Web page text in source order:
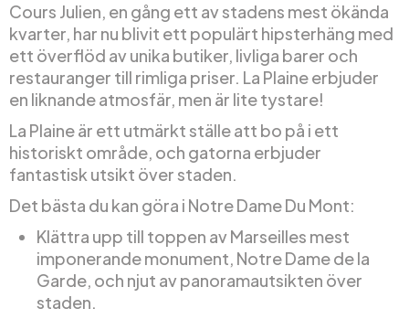
Cours Julien, en gång ett av stadens mest ökända
kvarter, har nu blivit ett populärt hipsterhäng med
ett överflöd av unika butiker, livliga barer och
restauranger till rimliga priser. La Plaine erbjuder
en liknande atmosfär, men är lite tystare!
La Plaine är ett utmärkt ställe att bo på i ett
historiskt område, och gatorna erbjuder
fantastisk utsikt över staden.
Det bästa du kan göra i Notre Dame Du Mont:
Klättra upp till toppen av Marseilles mest
imponerande monument, Notre Dame de la
Garde, och njut av panoramautsikten över
staden.